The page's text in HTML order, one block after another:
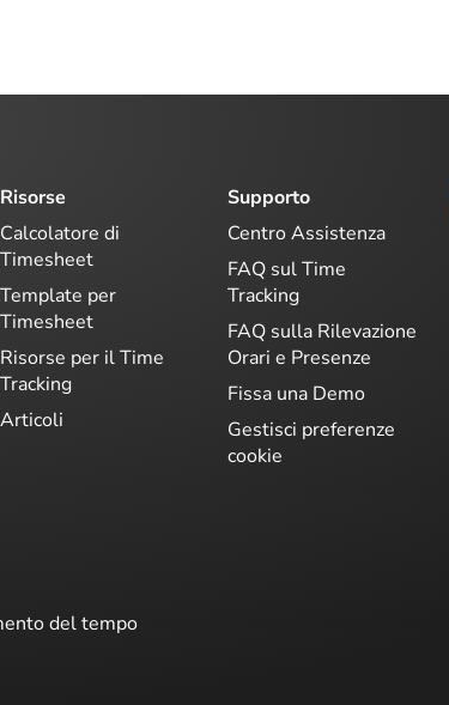
Risorse
Calcolatore di
Timesheet
Template per
Timesheet
Risorse per il Time
Tracking
Articoli
Supporto
Centro Assistenza
FAQ sul Time
Tracking
FAQ sulla Rilevazione
Orari e Presenze
Fissa una Demo
Gestisci preferenze
cookie
del tempo